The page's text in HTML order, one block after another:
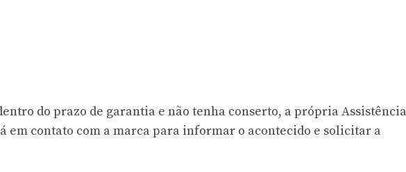
do prazo de garantia e não tenha conserto, a própria Assistência
em contato com a marca para informar o acontecido e solicitar a